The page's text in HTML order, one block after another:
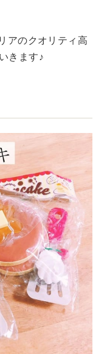
アのクオリティ高
きます♪